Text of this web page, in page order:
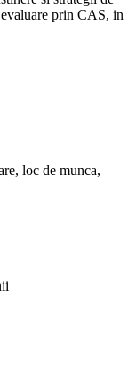
prin CAS, in
loc de munca,